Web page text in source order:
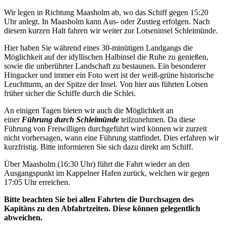
Wir legen in Richtung Maasholm ab, wo das Schiff gegen 15:20
Uhr anlegt. In Maasholm kann Aus- oder Zustieg erfolgen. Nach
diesem kurzen Halt fahren wir weiter zur Lotseninsel Schleimünde.
Hier haben Sie während eines 30-minütigen Landgangs die
Möglichkeit auf der idyllischen Halbinsel die Ruhe zu genießen,
sowie die unberührter Landschaft zu bestaunen. Ein besonderer
Hingucker und immer ein Foto wert ist der weiß-grüne historische
Leuchtturm, an der Spitze der Insel. Von hier aus führten Lotsen
früher sicher die Schiffe durch die Schlei.
An einigen Tagen bieten wir auch die Möglichkeit an
einer Führung durch Schleimünde teilzunehmen. Da diese
Führung von Freiwilligen durchgeführt wird können wir zurzeit
nicht vorhersagen, wann eine Führung stattfindet. Dies erfahren wir
kurzfristig. Bitte informieren Sie sich dazu direkt am Schiff.
Über Maasholm (16:30 Uhr) führt die Fahrt wieder an den
Ausgangspunkt im Kappelner Hafen zurück, welchen wir gegen
17:05 Uhr erreichen.
Bitte beachten Sie bei allen Fahrten die Durchsagen des
Kapitäns zu den Abfahrtzeiten. Diese können gelegentlich
abweichen.